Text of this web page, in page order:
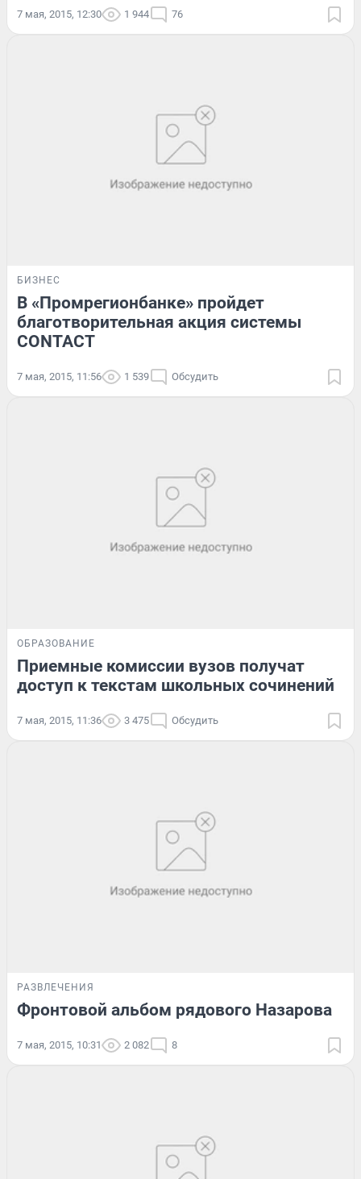
7 мая, 2015, 12:30 1 944 76
БИЗНЕС
В «Промрегионбанке» пройдет
благотворительная акция системы
CONTACT
7 мая, 2015, 11:56 1 539 Обсудить
ОБРАЗОВАНИЕ
Приемные комиссии вузов получат
доступ к текстам школьных сочинений
7 мая, 2015, 11:36 3 475 Обсудить
РАЗВЛЕЧЕНИЯ
Фронтовой альбом рядового Назарова
7 мая, 2015, 10:31 2 082 8